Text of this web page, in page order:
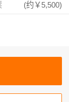
(约￥5,500)